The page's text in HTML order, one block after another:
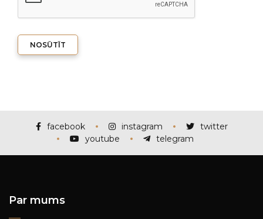
NOSŪTĪT
facebook instagram
twitter
youtube
telegram
Par mums